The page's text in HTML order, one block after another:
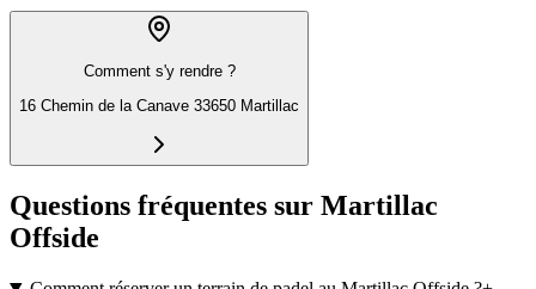
Comment s'y rendre ?
16 Chemin de la Canave 33650 Martillac
Questions fréquentes sur Martillac
Offside